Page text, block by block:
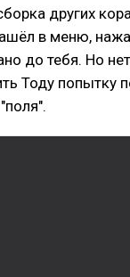
других
в меню,
до тебя. Но
Тоду попытку